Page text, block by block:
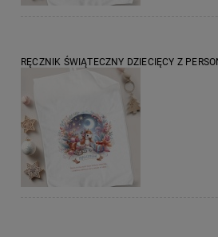
RĘCZNIK ŚWIĄTECZNY DZIECIĘCY Z